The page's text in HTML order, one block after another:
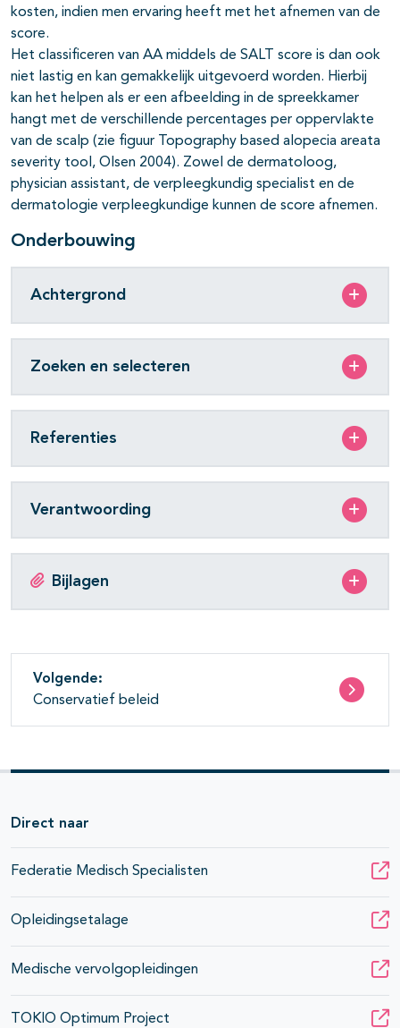
kosten, indien men ervaring heeft met het afnemen van de
score.
Het classificeren van AA middels de SALT score is dan ook
niet lastig en kan gemakkelijk uitgevoerd worden. Hierbij
kan het helpen als er een afbeelding in de spreekkamer
hangt met de verschillende percentages per oppervlakte
van de scalp (zie figuur Topography based alopecia areata
severity tool, Olsen 2004). Zowel de dermatoloog,
physician assistant, de verpleegkundig specialist en de
dermatologie verpleegkundige kunnen de score afnemen.
Onderbouwing
Achtergrond
Zoeken en selecteren
Referenties
Verantwoording
Bijlagen
Volgende:
Conservatief beleid
Direct naar
Federatie Medisch Specialisten
Opleidingsetalage
Medische vervolgopleidingen
TOKIO Optimum Project